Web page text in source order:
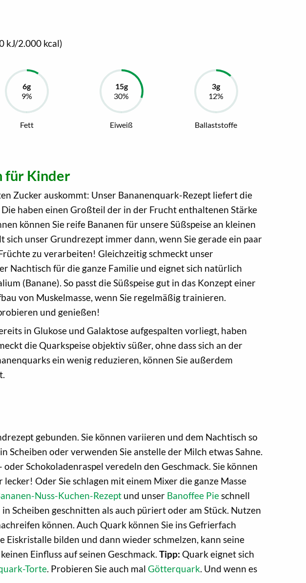
kJ/2.000 kcal)
Fett Eiweiß Ballaststoffe
für Kinder
Zucker auskommt: Unser Bananenquark-Rezept liefert die
haben einen Großteil der in der Frucht enthaltenen Stärke
können Sie reife Bananen für unsere Süßspeise an kleinen
sich unser Grundrezept immer dann, wenn Sie gerade ein paar
zu verarbeiten! Gleichzeitig schmeckt unser
Nachtisch für die ganze Familie und eignet sich natürlich
(Banane). So passt die Süßspeise gut in das Konzept einer
von Muskelmasse, wenn Sie regelmäßig trainieren.
und genießen!
in Glukose und Galaktose aufgespalten vorliegt, haben
die Quarkspeise objektiv süßer, ohne dass sich an der
ein wenig reduzieren, können Sie außerdem
gebunden. Sie können variieren und dem Nachtisch so
Scheiben oder verwenden Sie anstelle der Milch etwas Sahne.
Schokoladenraspel veredeln den Geschmack. Sie können
Oder Sie schlagen mit einem Mixer die ganze Masse
Nuss-Kuchen-Rezept und unser Banoffee Pie schnell
Scheiben geschnitten als auch püriert oder am Stück. Nutzen
können. Auch Quark können Sie ins Gefrierfach
bilden und dann wieder schmelzen, kann seine
Einfluss auf seinen Geschmack. Tipp: Quark eignet sich
Torte . Probieren Sie auch mal Götterquark . Und wenn es